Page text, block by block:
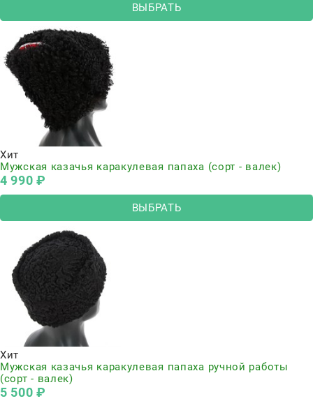
ВЫБРАТЬ
Хит
Мужская казачья каракулевая папаха (сорт - валек)
4 990 ₽
ВЫБРАТЬ
Хит
Мужская казачья каракулевая папаха ручной работы
(сорт - валек)
5 500 ₽